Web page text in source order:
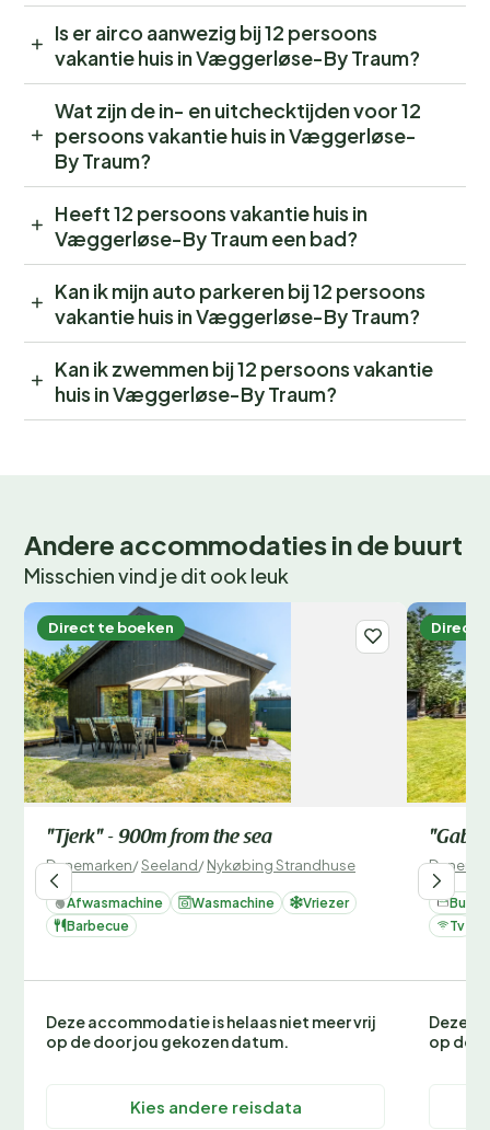
Is er airco aanwezig bij 12 persoons
vakantie huis in Væggerløse-By Traum?
Wat zijn de in- en uitchecktijden voor 12
persoons vakantie huis in Væggerløse-
By Traum?
Heeft 12 persoons vakantie huis in
Væggerløse-By Traum een bad?
Kan ik mijn auto parkeren bij 12 persoons
vakantie huis in Væggerløse-By Traum?
Kan ik zwemmen bij 12 persoons vakantie
huis in Væggerløse-By Traum?
Andere accommodaties in de buurt
Misschien vind je dit ook leuk
Direct te boeken
"Tjerk" - 900m from the sea
Denemarken/Seeland/Nykøbing Strandhuse
Afwasmachine Wasmachine
Vriezer
Barbecue
Deze accommodatie is helaas niet meer vrij
op de door jou gekozen datum.
Kies andere reisdata
Direct
"Gabi"
Tv
Deze
op de